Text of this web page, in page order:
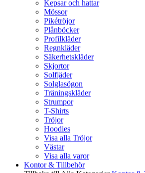
Kepsar och hattar
Mössor
Pikétröjor
Plånböcker
Profilkläder
Regnkläder
Säkerhetskläder
Skjortor
Solfjäder
Solglasögon
Träningskläder
Strumpor
T-Shirts
Tröjor
Hoodies
Visa alla Tröjor
Västar
Visa alla varor
Kontor & Tillbehör